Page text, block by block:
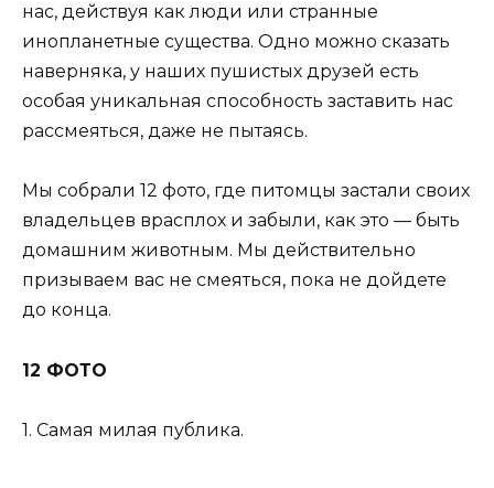
нас, действуя как люди или странные
инопланетные существа. Одно можно сказать
наверняка, у наших пушистых друзей есть
особая уникальная способность заставить нас
рассмеяться, даже не пытаясь.
Мы собрали 12 фото, где питомцы застали своих
владельцев врасплох и забыли, как это — быть
домашним животным. Мы действительно
призываем вас не смеяться, пока не дойдете
до конца.
12 ФОТО
1. Самая милая публика.